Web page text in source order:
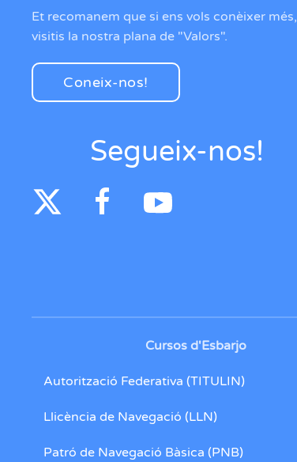
Et recomanem que si ens vols conèixer més,
visitis la nostra plana de "Valors".
Coneix-nos!
Segueix-nos!
Cursos d'Esbarjo
Autorització Federativa (TITULIN)
Llicència de Navegació (LLN)
Patró de Navegació Bàsica (PNB)